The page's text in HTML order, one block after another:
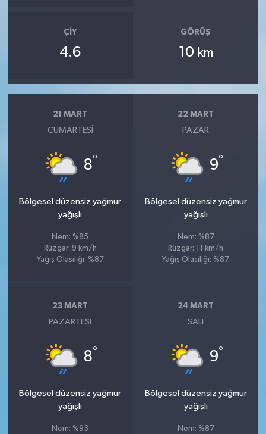
ÇIY
4.6
GÖRÜŞ
10 km
21 MART
CUMARTESI
8°
Bölgesel düzensiz yağmur
yağışlı
Nem: %85
Rüzgar: 9 km/h
Yağış Olasılığı: %87
22 MART
PAZAR
9°
Bölgesel düzensiz yağmur
yağışlı
Nem: %87
Rüzgar: 11 km/h
Yağış Olasılığı: %87
23 MART
PAZARTESI
8°
Bölgesel düzensiz yağmur
yağışlı
Nem: %93
24 MART
SALI
9°
Bölgesel düzensiz yağmur
yağışlı
Nem: %87